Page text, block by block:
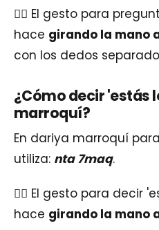
👉🏽 El gesto para
hace girando la mano
con los dedos
¿Cómo decir 'estás
marroquí?
En dariya marroquí
utiliza: nta 7maq.
👉🏽 El gesto para decir
hace girando la mano